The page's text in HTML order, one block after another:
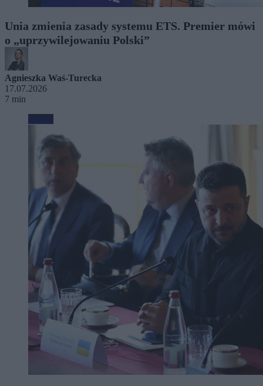
Unia zmienia zasady systemu ETS. Premier mówi
o „uprzywilejowaniu Polski”
Agnieszka Waś-Turecka
17.07.2026
7 min
Biznes